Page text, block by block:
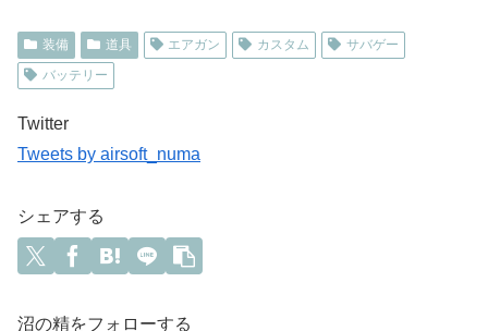
装備 道具 エアガン カスタム
サバゲー
バッテリー
Twitter
Tweets by airsoft_numa
シェアする
沼の精をフォローする